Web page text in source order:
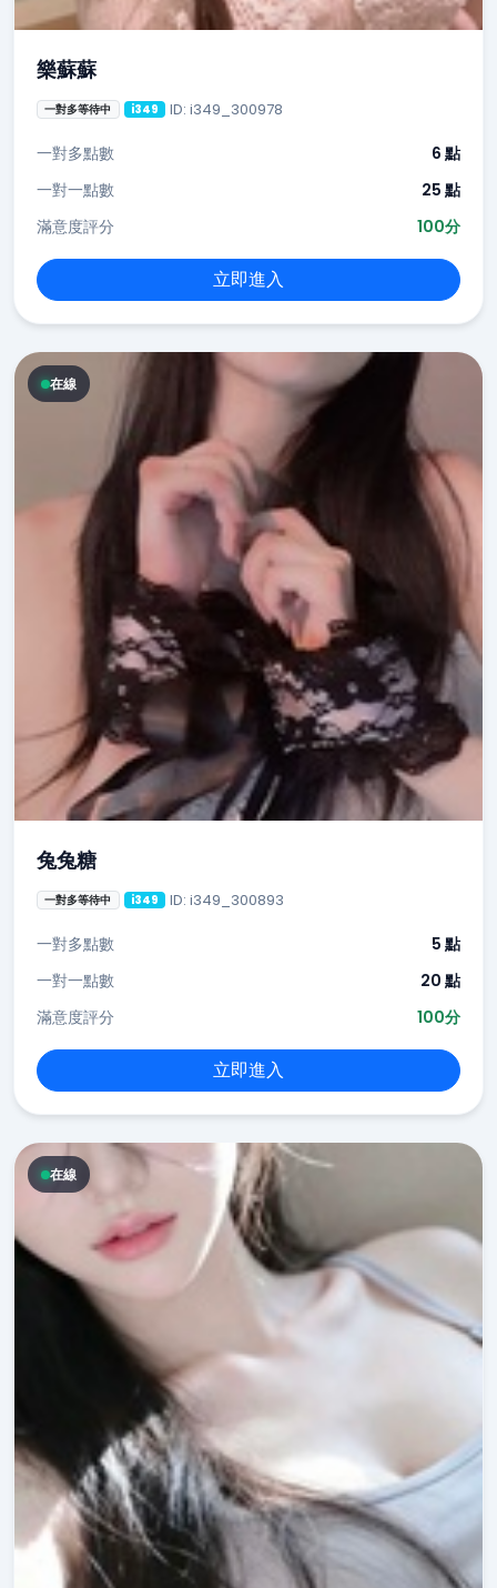
樂蘇蘇
一對多等待中 i349 ID: i349_300978
一對多點數
6 點
一對一點數
25 點
滿意度評分
100分
立即進入
在線
兔兔糖
一對多等待中 i349 ID: i349_300893
一對多點數
5 點
一對一點數
20 點
滿意度評分
100分
立即進入
在線